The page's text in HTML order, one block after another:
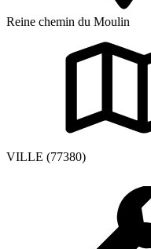
Reine chemin du Moulin
VILLE (77380)